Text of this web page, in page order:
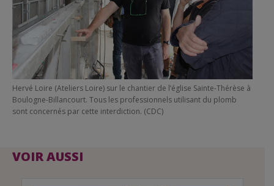
Hervé Loire (Ateliers Loire) sur le chantier de l’église Sainte-Thérèse à
Boulogne-Billancourt. Tous les professionnels utilisant du plomb
sont concernés par cette interdiction. (CDC)
VOIR AUSSI